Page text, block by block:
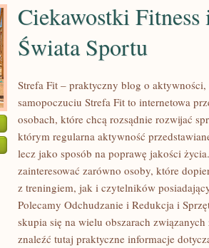
Ciekawostki
Świata Sportu
Strefa Fit – praktyczny blog o
samopoczuciu Strefa Fit to internetowa
osobach, które chcą rozsądnie rozwijać
którym regularna aktywność
lecz jako sposób na poprawę jakości
zainteresować zarówno osoby, które
z treningiem, jak i czytelników
Polecamy Odchudzanie i Redukcja i
skupia się na wielu obszarach
znaleźć tutaj praktyczne informacje